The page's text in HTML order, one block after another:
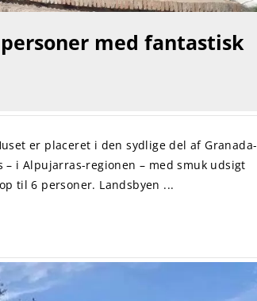
med fantastisk
er placeret i den sydlige del af Granada-
i Alpujarras-regionen – med smuk udsigt
til 6 personer. Landsbyen ...